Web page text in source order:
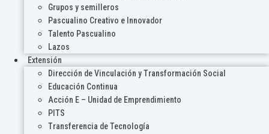
Grupos y semilleros
Pascualino Creativo e Innovador
Talento Pascualino
Lazos
Extensión
Dirección de Vinculación y Transformación Social
Educación Continua
Acción E – Unidad de Emprendimiento
PITS
Transferencia de Tecnología